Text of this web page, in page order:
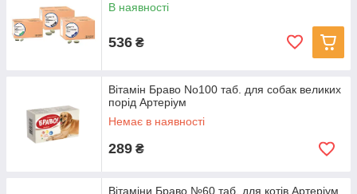
В наявності
536 ₴
Вітамін Браво No100 таб. для собак великих
порід Артеріум
Немає в наявності
289 ₴
Вітаміни Браво №60 таб. для котів Артеріум